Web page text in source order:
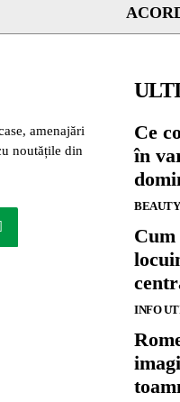
amenajări
noutățile din
Ce
în
INFO